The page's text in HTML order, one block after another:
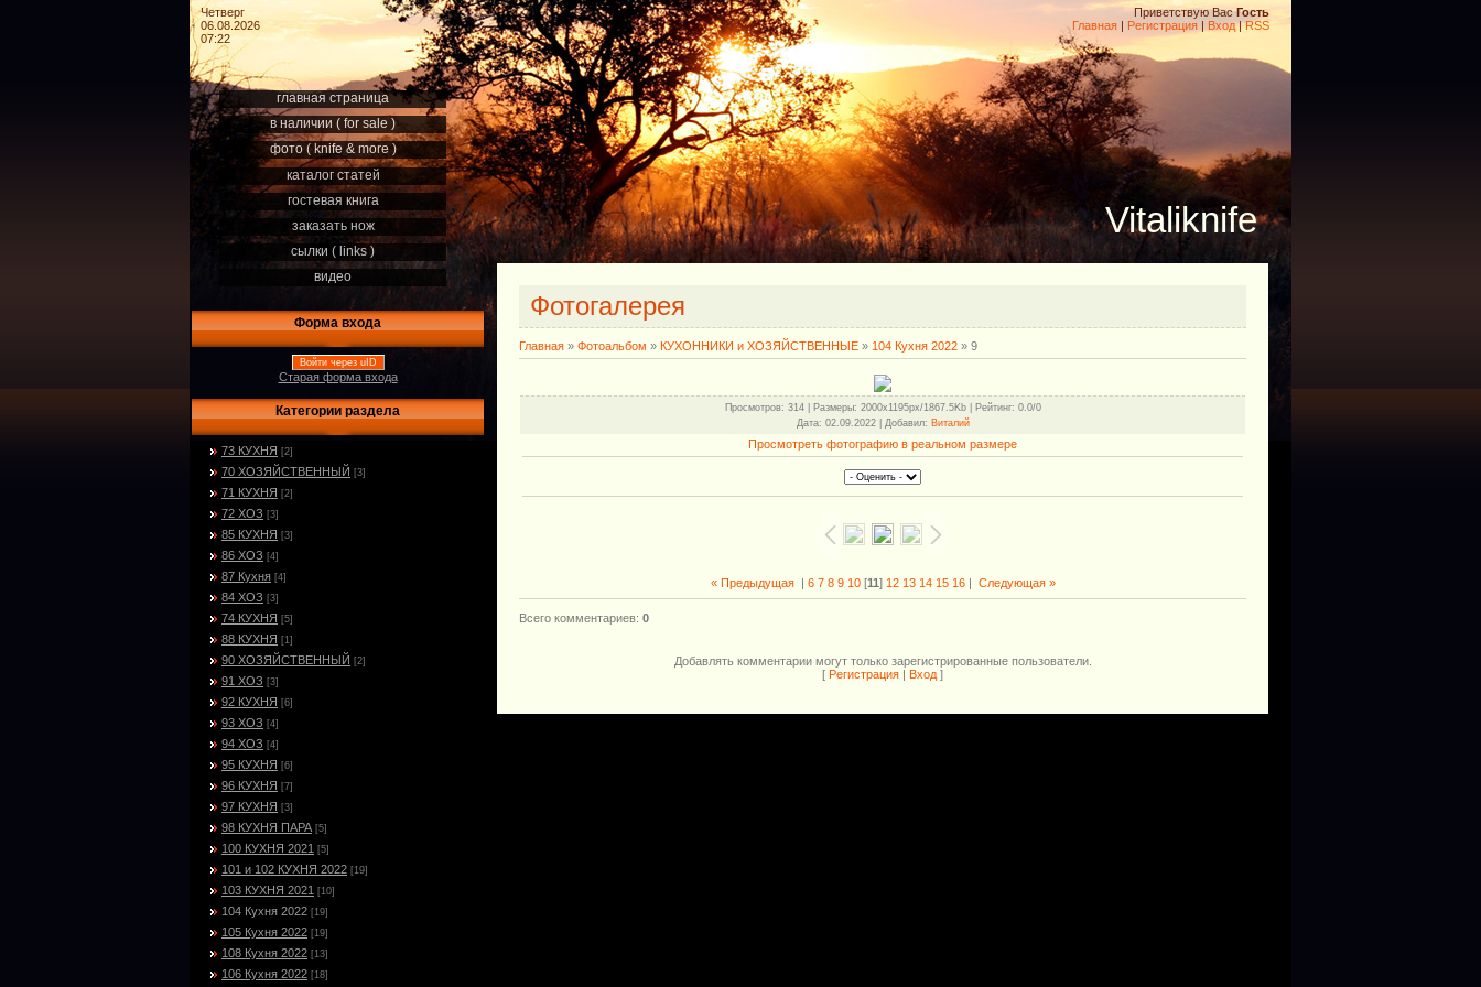
Четверг
06.08.2026
07:22
Приветствую Вас Гость
Главная | Регистрация | Вход|RSS
главная страница
в наличии ( for sale )
фото ( knife & more )
каталог статей
гостевая книга
заказать нож
сылки ( links )
видео
Форма входа
Войти через uID
Старая форма входа
Категории раздела
73 КУХНЯ [2]
70 ХОЗЯЙСТВЕННЫЙ [3]
71 КУХНЯ [2]
72 ХОЗ [3]
85 КУХНЯ [3]
86 ХОЗ [4]
87 Кухня [4]
84 ХОЗ [3]
74 КУХНЯ [5]
88 КУХНЯ [1]
90 ХОЗЯЙСТВЕННЫЙ [2]
91 ХОЗ [3]
92 КУХНЯ [6]
93 ХОЗ [4]
94 ХОЗ [4]
95 КУХНЯ [6]
96 КУХНЯ [7]
97 КУХНЯ [3]
98 КУХНЯ ПАРА [5]
100 КУХНЯ 2021 [5]
101 и 102 КУХНЯ 2022 [19]
103 КУХНЯ 2021 [10]
104 Кухня 2022 [19]
105 Кухня 2022 [19]
108 Кухня 2022 [13]
106 Кухня 2022 [18]
Vitaliknife
Фотогалерея
Главная » Фотоальбом » КУХОННИКИ и ХОЗЯЙСТВЕННЫЕ » 104 Кухня 2022 » 9
Просмотров: 314 | Размеры: 2000x1195px/1867.5Kb | Рейтинг: 0.0/0
Дата: 02.09.2022 | Добавил: Виталий
Просмотреть фотографию в реальном размере
« Предыдущая| 6 7 8 9 10[11] 12 13 14 15 16| Следующая »
Всего комментариев: 0
Добавлять комментарии могут только зарегистрированные пользователи.
[ Регистрация Вход ]